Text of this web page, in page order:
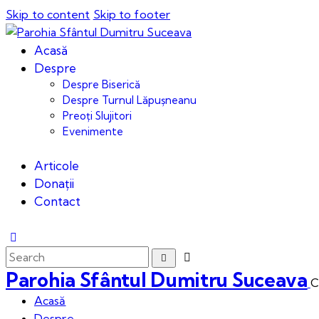
Skip to content Skip to footer
Acasă
Despre
Despre Biserică
Despre Turnul Lăpușneanu
Preoți Slujitori
Evenimente
Articole
Donații
Contact
Parohia Sfântul Dumitru Suceava
Acasă